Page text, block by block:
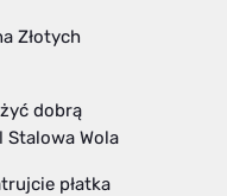
Złotych
dobrą
Stalowa Wola
płatka